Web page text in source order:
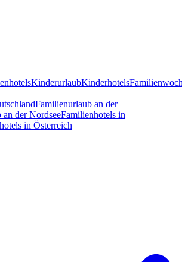
KinderurlaubKinderhotels
Familienurlaub an der
der NordseeFamilienhotels in
in Österreich